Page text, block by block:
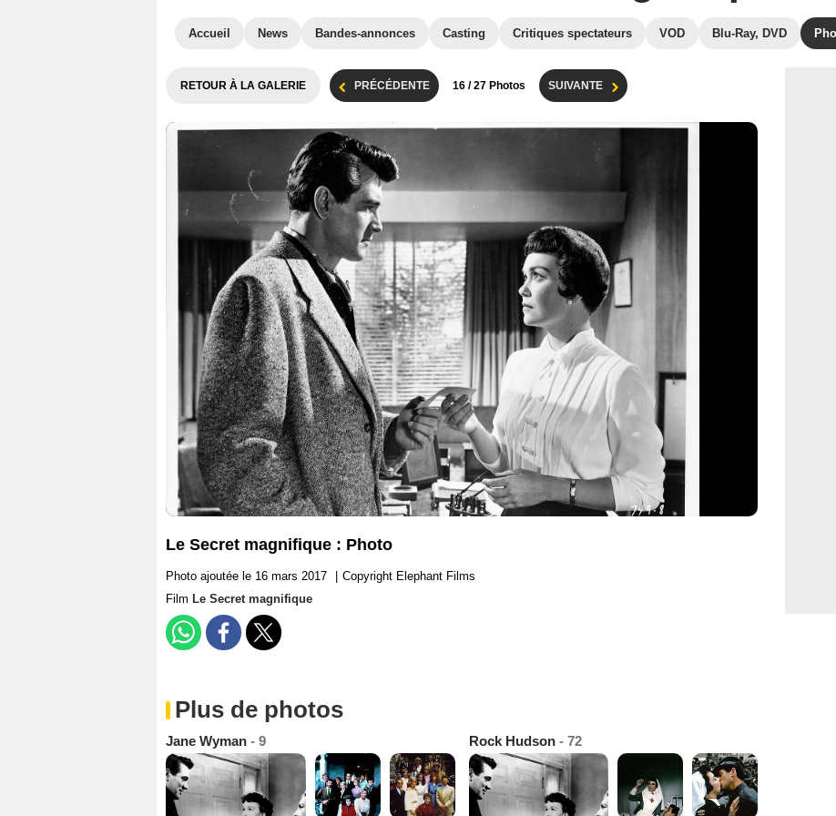
Accueil News Bandes-annonces Casting Critiques spectateurs VOD Blu-Ray, DVD
RETOUR À LA GALERIE PRÉCÉDENTE 16 / 27 Photos SUIVANTE
Le Secret magnifique : Photo
Photo ajoutée le 16 mars 2017
Copyright Elephant Films
Film Le Secret magnifique
Plus de photos
Jane Wyman - 9 Rock Hudson - 72